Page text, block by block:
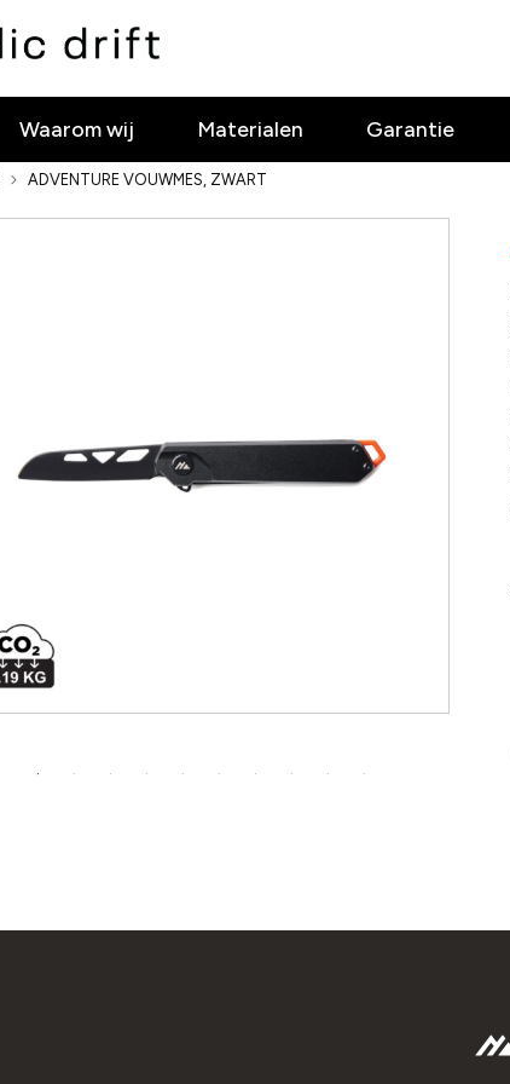
Waarom wij Materialen Garantie
ADVENTURE VOUWMES, ZWART